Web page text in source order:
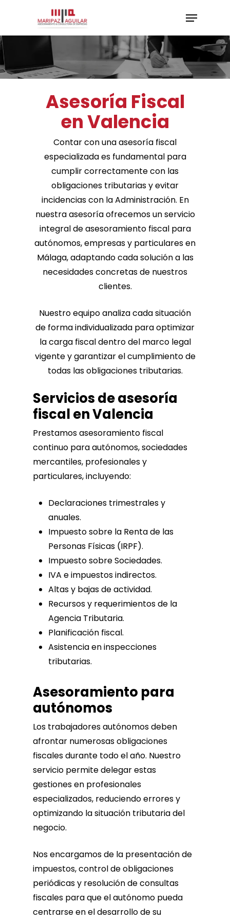
main
content
Menu
Asesoría Fiscal
en Valencia
Contar con una asesoría fiscal
especializada es fundamental para
cumplir correctamente con las
obligaciones tributarias y evitar
incidencias con la Administración. En
nuestra asesoría ofrecemos un servicio
integral de asesoramiento fiscal para
autónomos, empresas y particulares en
Málaga, adaptando cada solución a las
necesidades concretas de nuestros
clientes.
Nuestro equipo analiza cada situación
de forma individualizada para optimizar
la carga fiscal dentro del marco legal
vigente y garantizar el cumplimiento de
todas las obligaciones tributarias.
Servicios de asesoría
fiscal en Valencia
Prestamos asesoramiento fiscal
continuo para autónomos, sociedades
mercantiles, profesionales y
particulares, incluyendo:
Declaraciones trimestrales y
anuales.
Impuesto sobre la Renta de las
Personas Físicas (IRPF).
Impuesto sobre Sociedades.
IVA e impuestos indirectos.
Altas y bajas de actividad.
Recursos y requerimientos de la
Agencia Tributaria.
Planificación fiscal.
Asistencia en inspecciones
tributarias.
Asesoramiento para
autónomos
Los trabajadores autónomos deben
afrontar numerosas obligaciones
fiscales durante todo el año. Nuestro
servicio permite delegar estas
gestiones en profesionales
especializados, reduciendo errores y
optimizando la situación tributaria del
negocio.
Nos encargamos de la presentación de
impuestos, control de obligaciones
periódicas y resolución de consultas
fiscales para que el autónomo pueda
centrarse en el desarrollo de su
Menu